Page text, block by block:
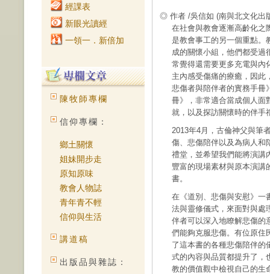
經課表
新眼光讀經
一領一．新倍加
陳牧師專欄
信仰專欄：
鄉土關懷
姐妹開步走
原知原味
教會人物誌
青年青不輕
信仰與生活
講道稿
出版品與雜誌：
◎ 作者 /吳信如 (南與北文化出
在社會與教會逐漸高齡化之
是教會事工的另一個重點。
成的關懷小組，他們都受過
常覺得還需要更多充電與內
主內感受傷痛的療癒，因
悲傷者與陪伴者的實務手
冊》，非常適合當成個人面
就，以及探訪關懷時的伴手
2013年4月，古倫神父與筆
傷、悲傷陪伴以及為病人和
禮堂，並希望我們能將演講
豐富的現場素材與原本演講
書。
在《道別、悲傷與安慰》一
法與靈修儀式，來面對與處
伴者可以深入地瞭解悲傷的
們能夠克服悲傷。有位原住
了這本書的各種悲傷陪伴的
式的內容與品質都提升了，
教的價值觀中檢視自己的生